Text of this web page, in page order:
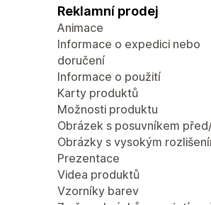
Reklamní prodej
Animace
Informace o expedici nebo
doručení
Informace o použití
Karty produktů
Možnosti produktu
Obrázek s posuvníkem
Obrázky s vysokým
Prezentace
Videa produktů
Vzorníky barev